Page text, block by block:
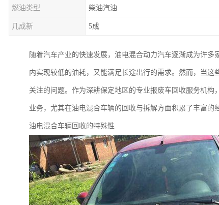
燃油类型 柴油汽油
几成新 5成
随着汽车产业的快速发展，油电混合动力汽车逐渐成为许
内实现较低的油耗，又能满足长途出行的需求。然而，当
关注的问题。作为深耕保定地区的专业报废车回收服务机
业务，尤其在油电混合车辆的回收与拆解方面积累了丰富的
油电混合车辆回收的特殊性